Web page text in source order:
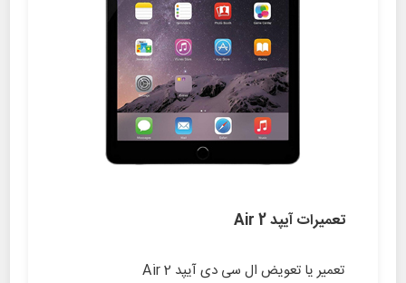
تعمیرات آیپد Air 2
تعمیر یا تعویض ال سی دی آیپد Air 2